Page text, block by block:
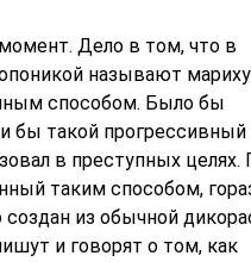
Дело в том, что в
называют
способом. Было бы
бы такой
в преступных
таким способом,
создан из обычной
и говорят о том, как